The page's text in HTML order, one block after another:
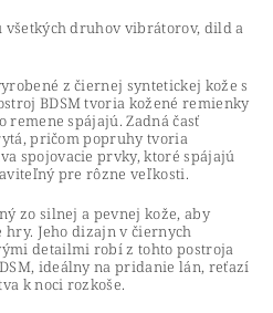
druhov vibrátorov, dild a
z čiernej syntetickej kože s
BDSM tvoria kožené remienky
spájajú. Zadná časť
pričom popruhy tvoria
spojovacie prvky, ktoré spájajú
pre rôzne veľkosti.
zo silnej a pevnej kože, aby
Jeho dizajn v čiernych
detailmi robí z tohto postroja
ideálny na pridanie lán, reťazí
k noci rozkoše.